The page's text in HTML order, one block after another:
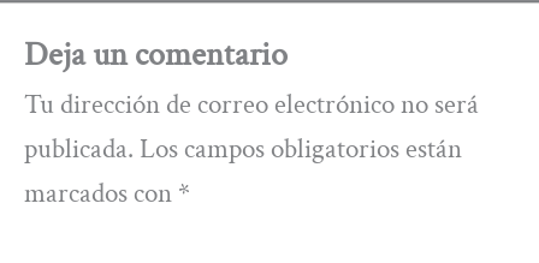
Deja un comentario
Tu dirección de correo electrónico no será
publicada. Los campos obligatorios están
marcados con *